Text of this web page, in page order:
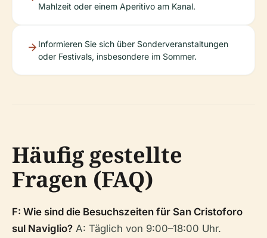
Mahlzeit oder einem Aperitivo am Kanal.
Informieren Sie sich über Sonderveranstaltungen
oder Festivals, insbesondere im Sommer.
Häufig gestellte
Fragen (FAQ)
F: Wie sind die Besuchszeiten für San Cristoforo
sul Naviglio? A: Täglich von 9:00–18:00 Uhr.